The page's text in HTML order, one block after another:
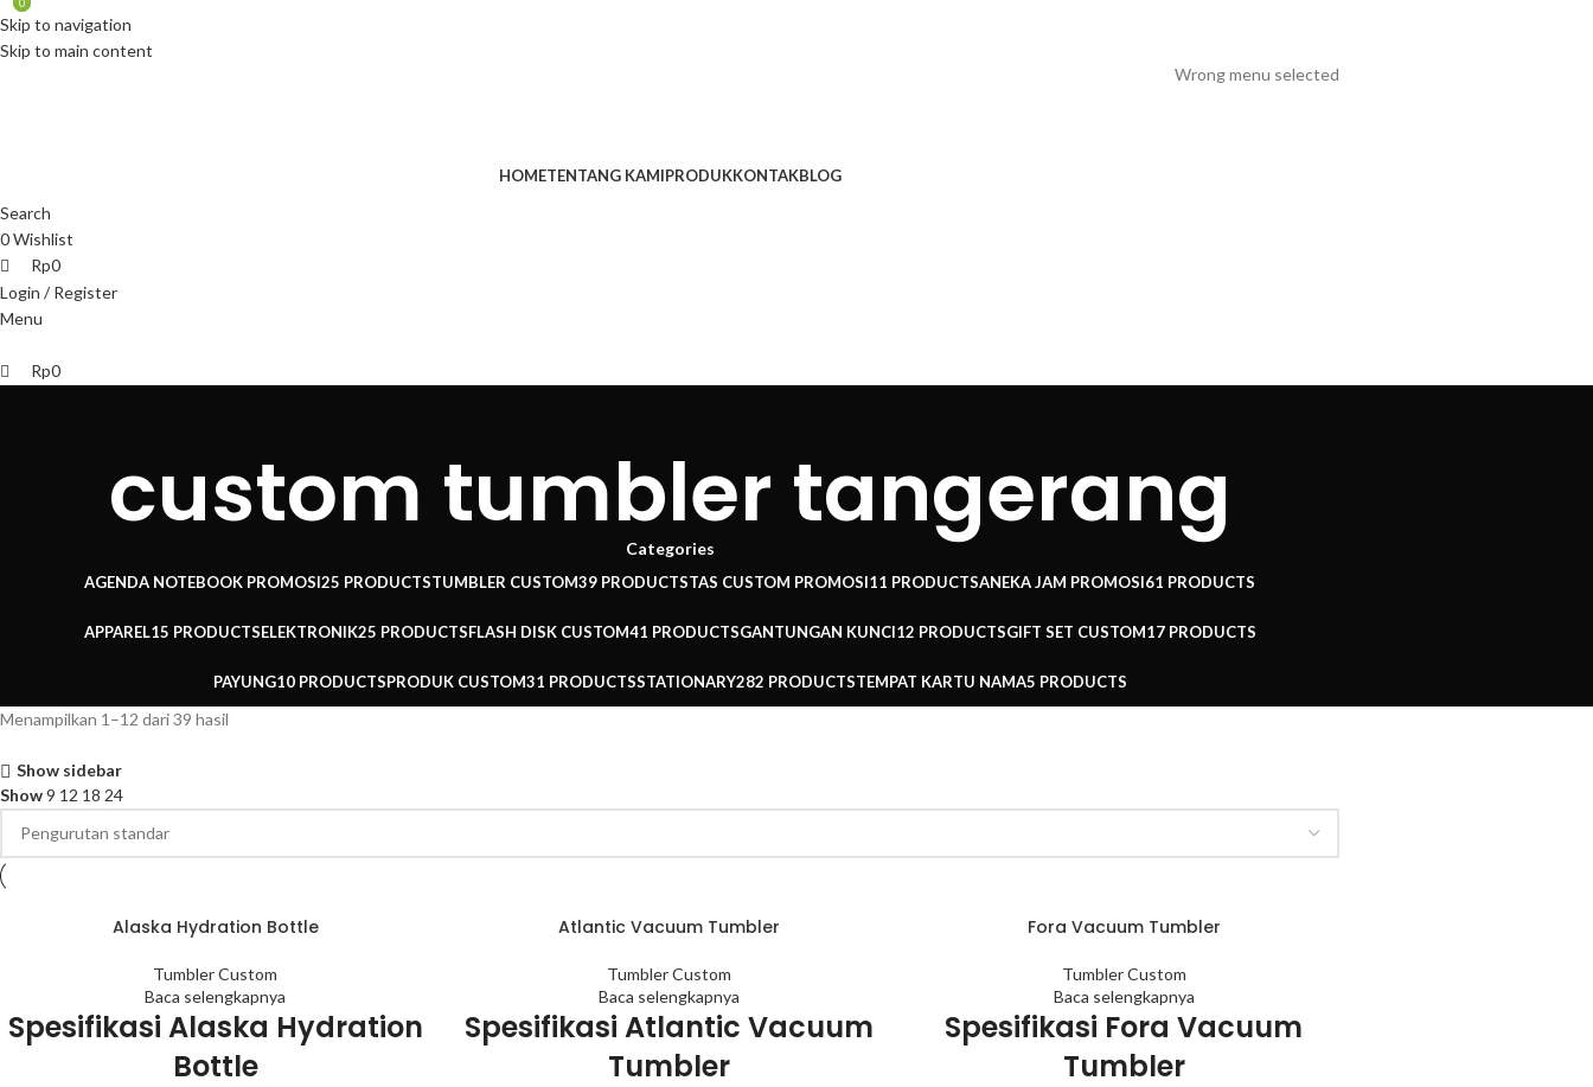
Skip to navigation
Skip to main content
ADD ANYTHING HERE OR JUST REMOVE IT…
Wrong menu selected
HOMETENTANG KAMIPRODUKKONTAKBLOG
Search
0Wishlist
0
Rp0
Login / Register
Menu
0
Rp0
custom tumbler tangerang
Categories
AGENDA NOTEBOOK PROMOSI25 PRODUCTSTUMBLER CUSTOM39 PRODUCTSTAS CUSTOM PROMOSI11 PRODUCTSANEKA JAM PROMOSI61 PRODUCTS
APPAREL15 PRODUCTSELEKTRONIK25 PRODUCTSFLASH DISK CUSTOM41 PRODUCTSGANTUNGAN KUNCI12 PRODUCTSGIFT SET CUSTOM17 PRODUCTS
PAYUNG10 PRODUCTSPRODUK CUSTOM31 PRODUCTSSTATIONARY282 PRODUCTSTEMPAT KARTU NAMA5 PRODUCTS
Menampilkan 1–12 dari 39 hasil
Show sidebar
Show9 12 18 24
Alaska Hydration Bottle
Tumbler Custom
Baca selengkapnya
Spesifikasi Alaska Hydration
Bottle
Atlantic Vacuum Tumbler
Tumbler Custom
Baca selengkapnya
Spesifikasi Atlantic Vacuum
Tumbler
Fora Vacuum Tumbler
Tumbler Custom
Baca selengkapnya
Spesifikasi Fora Vacuum
Tumbler